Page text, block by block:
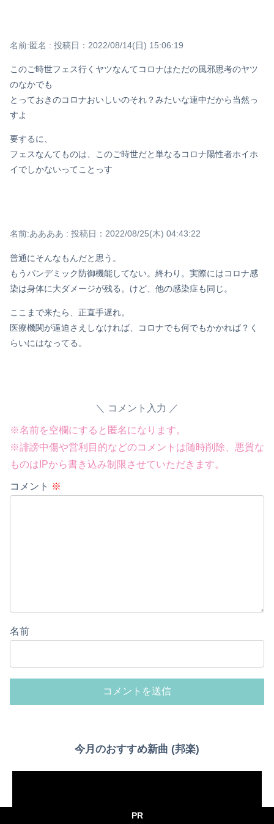
名前:匿名 : 投稿日：2022/08/14(日) 15:06:19
このご時世フェス行くヤツなんてコロナはただの風邪思考のヤツ
のなかでも
とっておきのコロナおいしいのそれ？みたいな連中だから当然っ
すよ
要するに、
フェスなんてものは、このご時世だと単なるコロナ陽性者ホイホ
イでしかないってことっす
名前:ああああ : 投稿日：2022/08/25(木) 04:43:22
普通にそんなもんだと思う。
もうパンデミック防御機能してない。終わり。実際にはコロナ感
染は身体に大ダメージが残る。けど、他の感染症も同じ。
ここまで来たら、正直手遅れ。
医療機関が逼迫さえしなければ、コロナでも何でもかかれば？く
らいにはなってる。
コメント入力
※名前を空欄にすると匿名になります。
※誹謗中傷や営利目的などのコメントは随時削除、悪質な
ものはIPから書き込み制限させていただきます。
コメント ※
名前
今月のおすすめ新曲 (邦楽)
PR